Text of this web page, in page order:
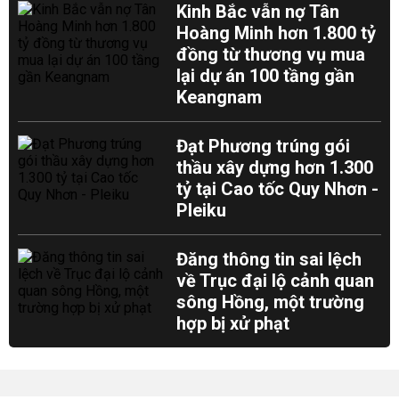
Kinh Bắc vẫn nợ Tân
Hoàng Minh hơn 1.800 tỷ
đồng từ thương vụ mua
lại dự án 100 tầng gần
Keangnam
Đạt Phương trúng gói
thầu xây dựng hơn 1.300
tỷ tại Cao tốc Quy Nhơn -
Pleiku
Đăng thông tin sai lệch
về Trục đại lộ cảnh quan
sông Hồng, một trường
hợp bị xử phạt